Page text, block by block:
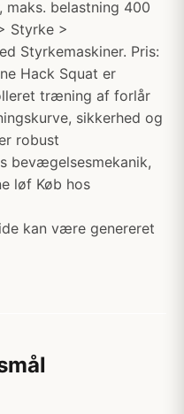
belastning 400
Styrke >
Styrkemaskiner. Pris:
Hack Squat er
træning af forlår
sikkerhed og
robust
bevægelsesmekanik,
løf Køb hos
kan være genereret